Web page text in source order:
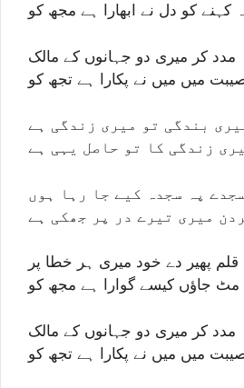
کہنے کو دل نے ابھارا ہے مجھ کو
مدد کر میری دو جہانوں کے مالک
میں میں نے پکارا ہے تجھ کو
بندگی تو میری زندگی ہے
زندگی کا تو حاصل یہی ہے
پہ سجدہ کیے جا رہا ہوں
میری تیرے در پر جھکی ہے
قلم پھیر دے خود میری ہر خطا پر
مٹ جاؤں کیسے گوارا ہے مجھ کو
مدد کر میری دو جہانوں کے مالک
میں میں نے پکارا ہے تجھ کو